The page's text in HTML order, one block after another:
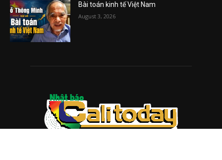
Bài toán kinh tế Việt Nam
August 3, 2026